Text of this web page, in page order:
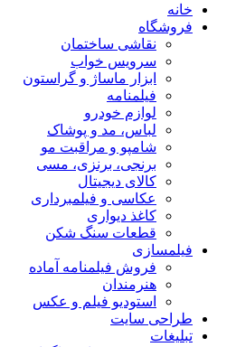
خانه
فروشگاه
نقاشی ساختمان
سرویس خواب
ابزار ماساژ و گراستون
فیلمنامه
لوازم خودرو
لباس، مد و پوشاک
شامپو و مراقبت مو
برنجی، برنزی، مسی
کالای دیجیتال
عکاسی و فیلمبرداری
کاغذ دیواری
قطعات سنگ شکن
فیلمسازی
فروش فیلمنامه آماده
هنرمندان
استودیو فیلم و عکس
طراحی سایت
تبلیغات